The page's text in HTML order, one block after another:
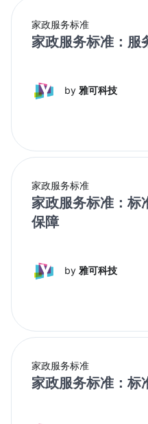
家政服务标准
家政服务标准：服
by 雅可科技
家政服务标准
家政服务标准：标
保障
by 雅可科技
家政服务标准
家政服务标准：标